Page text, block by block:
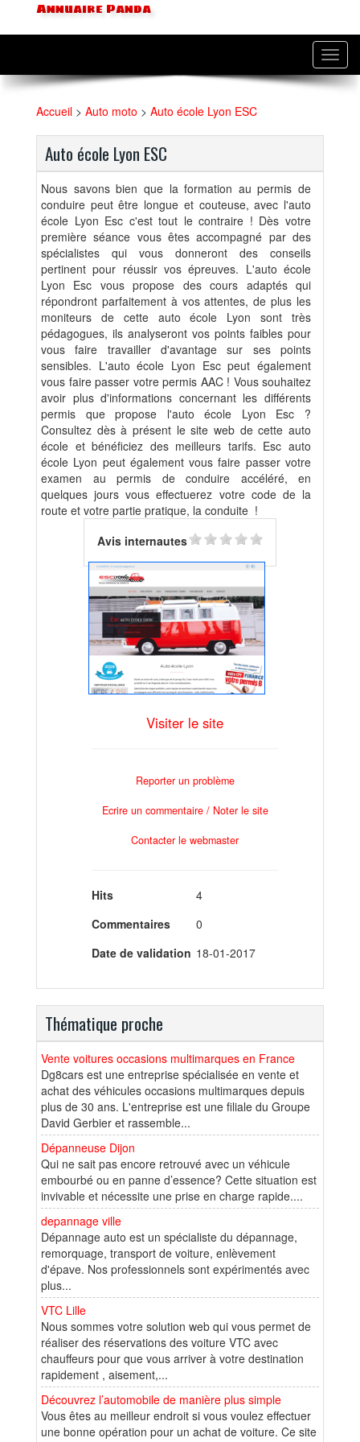
Annuaire Panda
Accueil > Auto moto > Auto école Lyon ESC
Auto école Lyon ESC
Nous savons bien que la formation au permis de
conduire peut être longue et couteuse, avec l'auto
école Lyon Esc c'est tout le contraire ! Dès votre
première séance vous êtes accompagné par des
spécialistes qui vous donneront des conseils
pertinent pour réussir vos épreuves. L'auto école
Lyon Esc vous propose des cours adaptés qui
répondront parfaitement à vos attentes, de plus les
moniteurs de cette auto école Lyon sont très
pédagogues, ils analyseront vos points faibles pour
vous faire travailler d'avantage sur ses points
sensibles. L'auto école Lyon Esc peut également
vous faire passer votre permis AAC ! Vous souhaitez
avoir plus d'informations concernant les différents
permis que propose l'auto école Lyon Esc ?
Consultez dès à présent le site web de cette auto
école et bénéficiez des meilleurs tarifs. Esc auto
école Lyon peut également vous faire passer votre
examen au permis de conduire accéléré, en
quelques jours vous effectuerez votre code de la
route et votre partie pratique, la conduite !
Avis internautes
Visiter le site
Reporter un problème
Ecrire un commentaire / Noter le site
Contacter le webmaster
Hits
4
Commentaires
0
Date de validation 18-01-2017
Thématique proche
Vente voitures occasions multimarques en France
Dg8cars est une entreprise spécialisée en vente et
achat des véhicules occasions multimarques depuis
plus de 30 ans. L'entreprise est une filiale du Groupe
David Gerbier et rassemble...
Dépanneuse Dijon
Qui ne sait pas encore retrouvé avec un véhicule
embourbé ou en panne d’essence? Cette situation est
invivable et nécessite une prise en charge rapide....
depannage ville
Dépannage auto est un spécialiste du dépannage,
remorquage, transport de voiture, enlèvement
d'épave. Nos professionnels sont expérimentés avec
plus...
VTC Lille
Nous sommes votre solution web qui vous permet de
réaliser des réservations des voiture VTC avec
chauffeurs pour que vous arriver à votre destination
rapidement , aisement,...
Découvrez l’automobile de manière plus simple
Vous êtes au meilleur endroit si vous voulez effectuer
une bonne opération pour un achat de voiture. Ce site